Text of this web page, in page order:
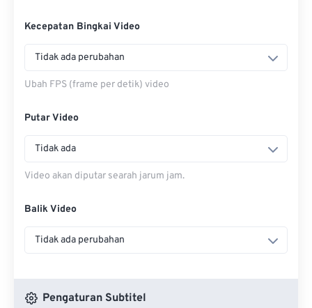
Kecepatan Bingkai Video
Tidak ada perubahan
Ubah FPS (frame per detik) video
Putar Video
Tidak ada
Video akan diputar searah jarum jam.
Balik Video
Tidak ada perubahan
Pengaturan Subtitel